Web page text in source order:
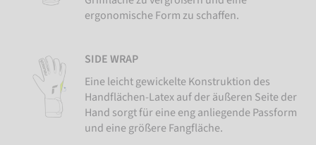
ergonomische Form zu schaffen.
SIDE WRAP
Eine leicht gewickelte Konstruktion des
Handflächen-Latex auf der äußeren Seite der
Hand sorgt für eine eng anliegende Passform
und eine größere Fangfläche.